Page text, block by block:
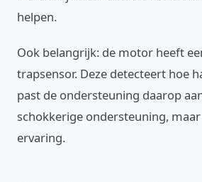
helpen.
Ook belangrijk: de motor heeft
trapsensor. Deze detecteert hoe
past de ondersteuning daarop
schokkerige ondersteuning,
ervaring.